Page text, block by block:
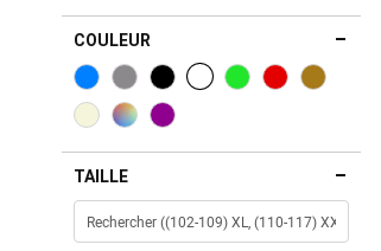
COULEUR
TAILLE